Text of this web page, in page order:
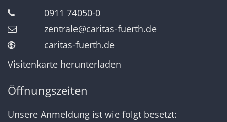
0911 74050-0
zentrale@caritas-fuerth.de
caritas-fuerth.de
Visitenkarte herunterladen
Öffnungszeiten
Unsere Anmeldung ist wie folgt besetzt: